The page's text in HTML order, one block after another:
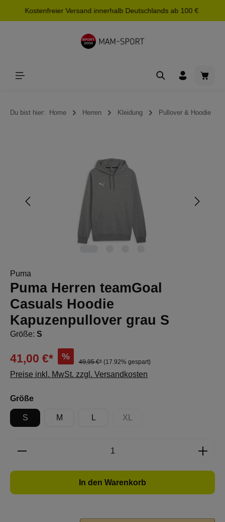
springen
Kostenfreier Versand innerhalb Deutschlands ab 100 €
Du bist hier: Home Herren Kleidung Pullover & Hoodie
Puma
Puma Herren teamGoal
Casuals Hoodie
Kapuzenpullover grau S
Größe: S
41,00 €* %
49,95 €* (17.92% gespart)
Preise inkl. MwSt. zzgl. Versandkosten
Größeauswählen
S M L XL
(Diese Option ist zurzeit nicht
Produkt Anzahl: Gib den gewünschten
In den Warenkorb